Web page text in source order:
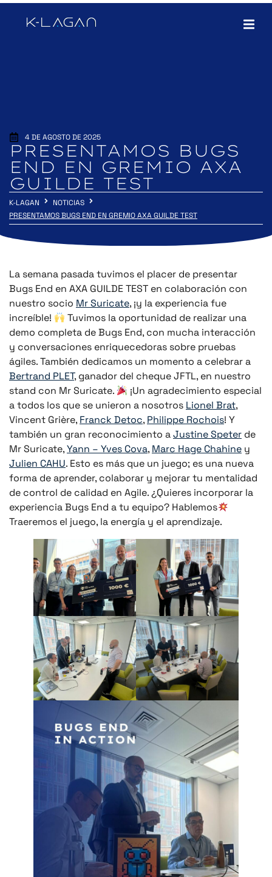
4 DE AGOSTO DE 2025
PRESENTAMOS BUGS
END EN GREMIO AXA
GUILDE TEST
K-LAGAN
NOTICIAS
PRESENTAMOS BUGS END EN GREMIO AXA GUILDE TEST
La semana pasada tuvimos el placer de presentar
Bugs End en AXA GUILDE TEST en colaboración con
nuestro socio Mr Suricate, ¡y la experiencia fue
increíble!
Tuvimos la oportunidad de realizar una
demo completa de Bugs End, con mucha interacción
y conversaciones enriquecedoras sobre pruebas
ágiles. También dedicamos un momento a celebrar a
Bertrand PLET, ganador del cheque JFTL, en nuestro
stand con Mr Suricate.
¡Un agradecimiento especial
a todos los que se unieron a nosotros Lionel Brat,
Vincent Grière, Franck Detoc, Philippe Rochois! Y
también un gran reconocimiento aJustine Speter de
Mr Suricate,Yann – Yves Cova, Marc Hage Chahine y
Julien CAHU. Esto es más que un juego; es una nueva
forma de aprender, colaborar y mejorar tu mentalidad
de control de calidad en Agile. ¿Quieres incorporar la
experiencia Bugs End a tu equipo? Hablemos
Traeremos el juego, la energía y el aprendizaje.